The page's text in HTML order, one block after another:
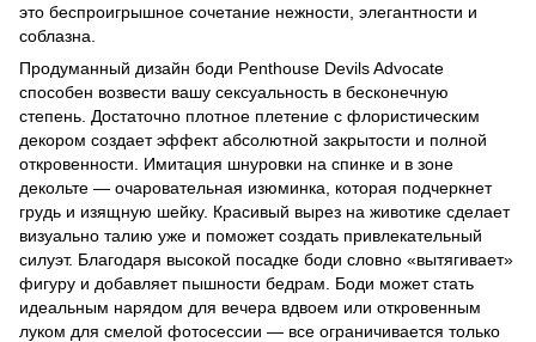
это беспроигрышное сочетание нежности, элегантности и
соблазна.
Продуманный дизайн боди Penthouse Devils Advocate
способен возвести вашу сексуальность в бесконечную
степень. Достаточно плотное плетение с флористическим
декором создает эффект абсолютной закрытости и полной
откровенности. Имитация шнуровки на спинке и в зоне
декольте — очаровательная изюминка, которая подчеркнет
грудь и изящную шейку. Красивый вырез на животике сделает
визуально талию уже и поможет создать привлекательный
силуэт. Благодаря высокой посадке боди словно «вытягивает»
фигуру и добавляет пышности бедрам. Боди может стать
идеальным нарядом для вечера вдвоем или откровенным
луком для смелой фотосессии — все ограничивается только